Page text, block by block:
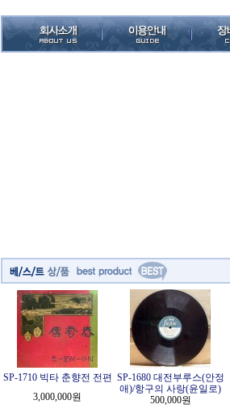
SP-1710 빅타 춘향전 전편
3,000,000원
SP-1680 대전부루스(안정
애)/항구의 사랑(윤일로)
500,000원